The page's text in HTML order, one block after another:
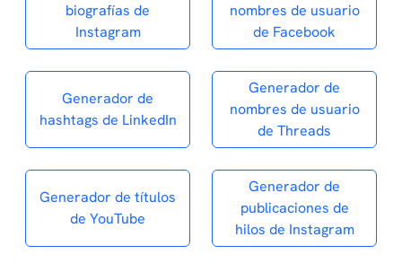
biografías de
Instagram
nombres de usuario
de Facebook
Generador de
hashtags de LinkedIn
Generador de
nombres de usuario
de Threads
Generador de títulos
de YouTube
Generador de
publicaciones de
hilos de Instagram